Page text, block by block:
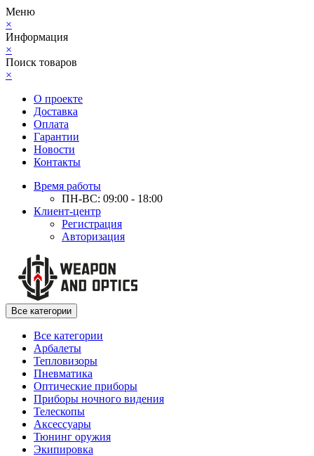
Меню
×
Информация
×
Поиск товаров
×
О проекте
Доставка
Оплата
Гарантии
Новости
Контакты
Время работы
ПН-ВС: 09:00 - 18:00
Клиент-центр
Регистрация
Авторизация
Все категории
Все категории
Арбалеты
Тепловизоры
Пневматика
Оптические приборы
Приборы ночного видения
Телескопы
Аксессуары
Тюнинг оружия
Экипировка